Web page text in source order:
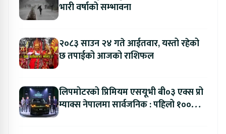
भारी वर्षाको सम्भावना
२०८३ साउन २४ गते आईतवार, यस्तो रहेको
छ तपाईको आजको राशिफल
लिपमोटरको प्रिमियम एसयूभी बी०३ एक्स प्रो
म्याक्स नेपालमा सार्वजनिक : पहिलो १००